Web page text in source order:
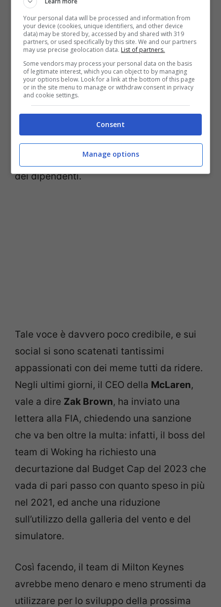
Attorno al caso Red Bull stanno
circolando tantissime voci in merito allo
sforamento del Budget Cap. Dopo il
comunicato della FIA che ha reso nota
l’infrazione minore, ovvero compresa
nell’extra spesa del 5%, alcuni media
hanno riportato un’indiscrezione
clamorosa, ovvero che il motivo dello
sforamento starebbe nei costi dei catering
e nel mantenimento dei giorni di malattia
dei dipendenti.
Tale voce è davvero poco credibile, e sui
social si sono scatenati tantissimi
appassionati con dei meme tutti da ridere.
Negli ultimi giorni, il CEO della McLaren,
vale a dire Zak Brown, ha inviato una
lettera alla FIA, chiedendo una sanzione
che va ben oltre la multa: infatti, il boss del
team di Woking ha richiesto una
decurtazione dal Budget Cap del 2023 che
vada di pari passo con quanto speso in più
nel 2021, ed anche una riduzione
sull’utilizzo della galleria del vento e del
simulatore.
Così facendo, il team di Milton Keynes
avrebbe meno denaro e meno strumenti da
utilizzare per lo sviluppo della prossima
Your personal data will be processed and information from
your device (cookies, unique identifiers, and other device
data) may be stored by, accessed by and shared with 319
partners, or used specifically by this site. We and our partners
may use precise geolocation data. List of partners.
Some vendors may process your personal data on the basis
of legitimate interest, which you can object to by managing
your options below. Look for a link at the bottom of this page
or in the site menu to manage or withdraw consent in privacy
and cookie settings.
Consent
Manage options